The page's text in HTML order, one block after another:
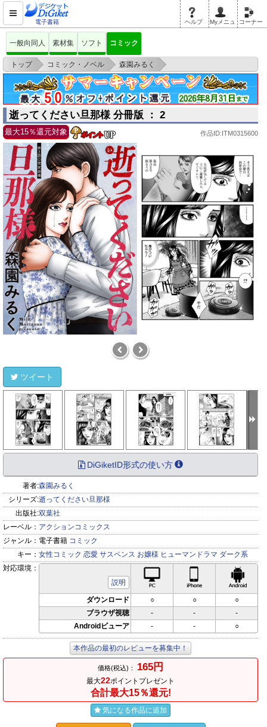
電子書籍 ヘルプ Myメニュ コーナー
一般向同人 素材集 ソフト コミック
トップ > コミック・ノベル > 森園みるく
>
逝ってください旦那様 分冊版 ： 2
逝ってください旦那様 分冊版 ： 2
最大15％還元対象 作品ID:ITM0315600
ツイート
DiGiketID形式の使い方
著者:森園みるく
シリーズ:逝ってください旦那様
出版社:双葉社
レーベル： アクションコミックス
ジャンル： 電子書籍 コミック
キー： 女性コミック 恋愛 サスペンス お嬢様 ヒューマンドラマ ダーク系
対応環境：
説明
iPhone対応
ダウンロード ○ ○
○
ブラウザ視聴
- -
-
Androidビューア
- - ○
本作品の最初のレビューを募集中！
価格(税込)： 165円
最大22ポイントプレゼント
合計最大15％還元!
気になる作品に追加